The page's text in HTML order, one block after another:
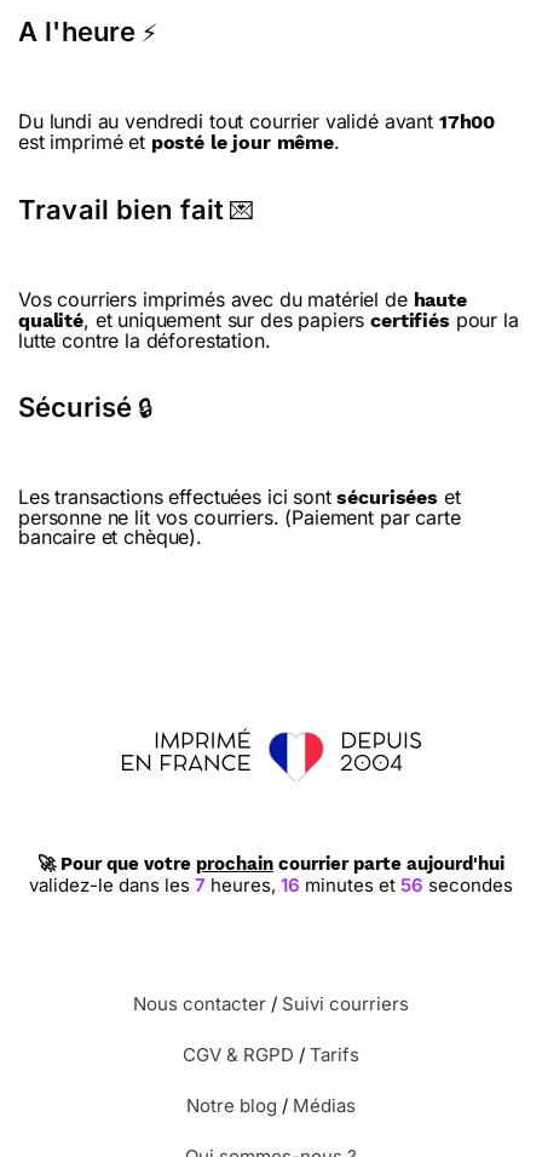
A l'heure ⚡
Du lundi au vendredi tout courrier validé avant 17h00
est imprimé et posté le jour même.
Travail bien fait 💌
Vos courriers imprimés avec du matériel de haute
qualité, et uniquement sur des papierscertifiés pour la
lutte contre la déforestation.
Sécurisé 🔒
Les transactions effectuées ici sontsécurisées et
personne ne lit vos courriers. (Paiement par carte
bancaire et chèque).
🚀 Pour que votre prochain courrier parte aujourd'hui
validez-le dans les 7 heures, 16 minutes et 56 secondes
Nous contacter / Suivi courriers
CGV & RGPD / Tarifs
Notre blog / Médias